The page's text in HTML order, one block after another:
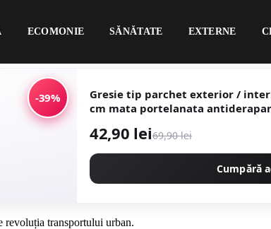
ECOMONIE SĂNĂTATE EXTERNE
-39%
Gresie tip parchet exterior / interior
cm mata portelanata
42,90 lei69,90 lei
Cumpără
revoluția transportului urban.